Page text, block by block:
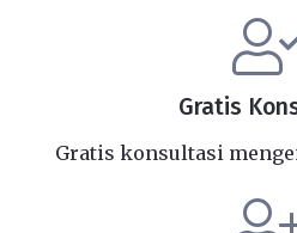
Gratis
Gratis konsultasi